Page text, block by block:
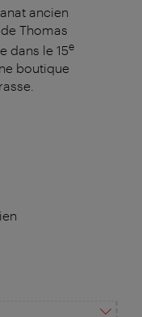
ancien
Thomas
dans le 15e
boutique